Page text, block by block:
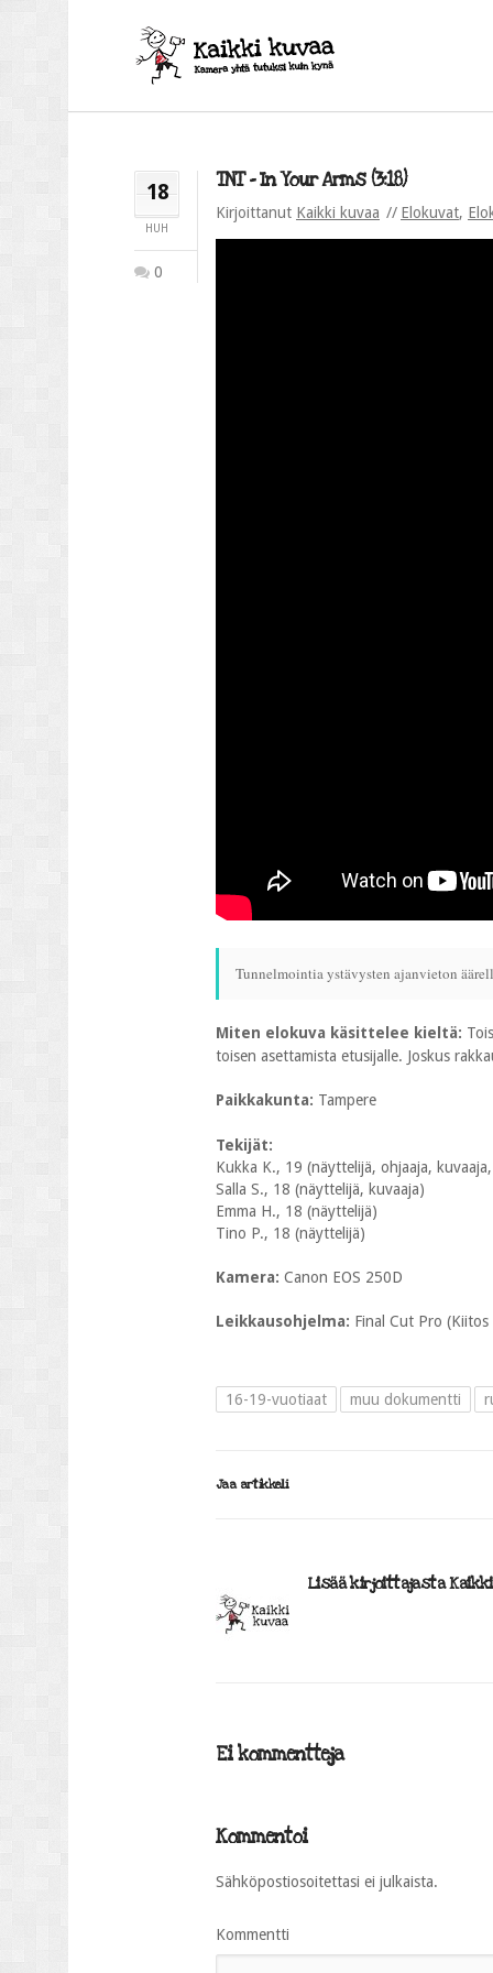
18
HUH
0
TNT – In Your Arms (3:18)
Kirjoittanut Kaikki kuvaa Elokuvat,
Tunnelmointia ystävysten ajanvieton
Miten elokuva käsittelee kieltä:
toisen asettamista etusijalle. Joskus
Paikkakunta: Tampere
Tekijät:
Kukka K., 19 (näyttelijä, ohjaaja,
Salla S., 18 (näyttelijä, kuvaaja)
Emma H., 18 (näyttelijä)
Tino P., 18 (näyttelijä)
Kamera: Canon EOS 250D
Leikkausohjelma: Final Cut Pro
16-19-vuotiaat muu dokumentti
Jaa artikkeli
Lisää kirjoittajasta
Ei kommentteja
Kommentoi
Sähköpostiosoitettasi ei julkaista.
Kommentti